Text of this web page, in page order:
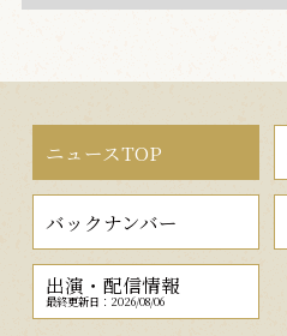
ニュースTOP
バックナンバー
出演・配信情報
最終更新日：2026/08/06